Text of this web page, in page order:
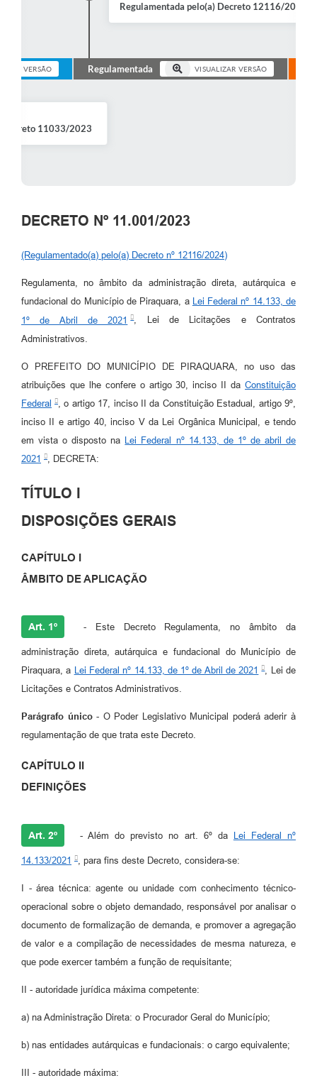
VERSÃO
Decreto 11033/2023
Regulamentada VISUALIZAR VERSÃO
Regulamentada pelo(a) Decreto 12116/2024
DECRETO Nº 11.001/2023
(Regulamentado(a) pelo(a) Decreto nº 12116/2024)
Regulamenta, no âmbito da administração direta, autárquica e
fundacional do Município de Piraquara, a Lei Federal nº 14.133, de
1º de Abril de 2021
, Lei de Licitações e Contratos
Administrativos.
O PREFEITO DO MUNICÍPIO DE PIRAQUARA, no uso das
atribuições que lhe confere o artigo 30, inciso II da Constituição
Federal
, o artigo 17, inciso II da Constituição Estadual, artigo 9º,
inciso II e artigo 40, inciso V da Lei Orgânica Municipal, e tendo
em vista o disposto na
Lei Federal nº 14.133, de 1º de abril de
2021
, DECRETA:
TÍTULO I
DISPOSIÇÕES GERAIS
CAPÍTULO I
ÂMBITO DE APLICAÇÃO
Art. 1º - Este Decreto Regulamenta, no âmbito da
administração direta, autárquica e fundacional do Município de
Piraquara, a Lei Federal nº 14.133, de 1º de Abril de 2021
, Lei de
Licitações e Contratos Administrativos.
Parágrafo único- O Poder Legislativo Municipal poderá aderir à
regulamentação de que trata este Decreto.
CAPÍTULO II
DEFINIÇÕES
Art. 2º - Além do previsto no art. 6º da Lei Federal nº
14.133/2021 , para fins deste Decreto, considera-se:
I - área técnica: agente ou unidade com conhecimento técnico-
operacional sobre o objeto demandado, responsável por analisar o
documento de formalização de demanda, e promover a agregação
de valor e a compilação de necessidades de mesma natureza, e
que pode exercer também a função de requisitante;
II - autoridade jurídica máxima competente:
a) na Administração Direta: o Procurador Geral do Município;
b) nas entidades autárquicas e fundacionais: o cargo equivalente;
III - autoridade máxima: